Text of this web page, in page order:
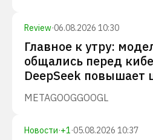
Review·06.08.2026 10:30
Главное к утру:
общались перед
DeepSeek повышает
METAGOOGGOOGL
Новости·+1·05.08.2026 10:37